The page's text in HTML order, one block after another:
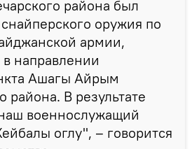
района был
оружия по
армии,
направлении
Ашагы Айрым
района. В результате
военнослужащий
оглу", – говорится